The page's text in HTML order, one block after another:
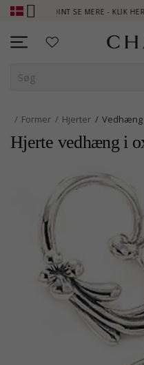
POINT SE MERE - KLIK HER
Former Hjerter Vedhæng
Hjerte vedhæng i